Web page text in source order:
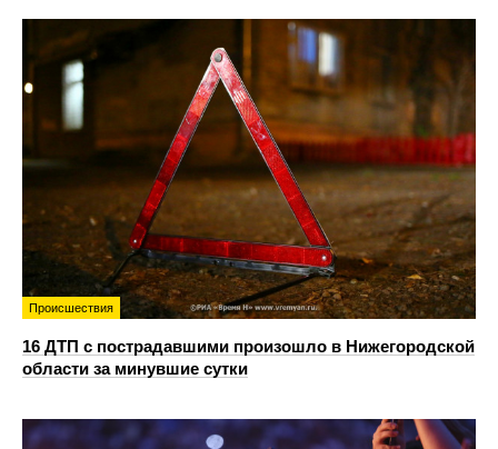
Происшествия
16 ДТП с пострадавшими произошло в Нижегородской
области за минувшие сутки